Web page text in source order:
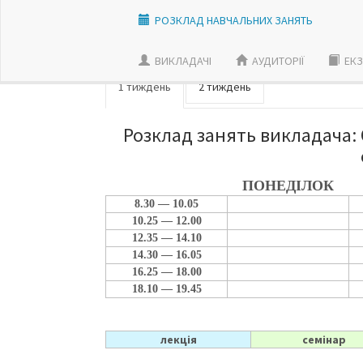
РОЗКЛАД НАВЧАЛЬНИХ ЗАНЯТЬ
ВИКЛАДАЧI АУДИТОРІЇ
1 тиждень
2 тиждень
Розклад занять
ПОНЕДІЛОК
8.30 — 10.05
10.25 — 12.00
12.35 — 14.10
14.30 — 16.05
16.25 — 18.00
18.10 — 19.45
лекція семінар